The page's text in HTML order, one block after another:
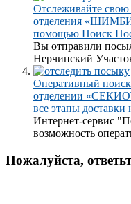
Отслеживайте свою
отделения
помощью Поиск
Вы отправили
Нерчинский
Оперативный
отделении
все этапы
Интернет-сервис
возможность
Пожалуйста,